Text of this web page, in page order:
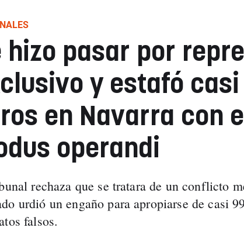
hizo pasar por
y estafó casi
en Navarra con
operandi
rechaza que se tratara de un conflicto
urdió un engaño para apropiarse de casi
falsos.